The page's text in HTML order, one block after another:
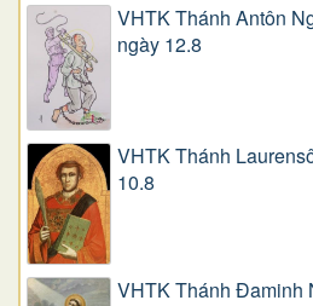
VHTK Thánh Antôn
ngày 12.8
VHTK Thánh
10.8
VHTK Thánh Đaminh